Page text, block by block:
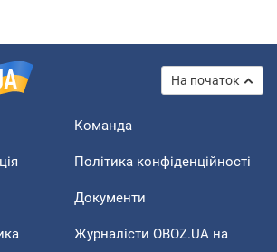
На початок
Команда
Політика конфіденційності
Документи
Журналісти OBOZ.UA на